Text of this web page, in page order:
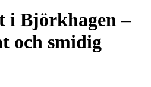
i Björkhagen –
och smidig